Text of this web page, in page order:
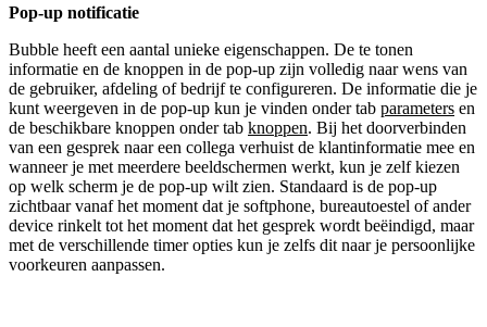
Pop-up notificatie
Bubble heeft een aantal unieke eigenschappen. De te tonen
informatie en de knoppen in de pop-up zijn volledig naar wens van
de gebruiker, afdeling of bedrijf te configureren. De informatie die je
kunt weergeven in de pop-up kun je vinden onder tab parameters en
de beschikbare knoppen onder tab knoppen. Bij het doorverbinden
van een gesprek naar een collega verhuist de klantinformatie mee en
wanneer je met meerdere beeldschermen werkt, kun je zelf kiezen
op welk scherm je de pop-up wilt zien. Standaard is de pop-up
zichtbaar vanaf het moment dat je softphone, bureautoestel of ander
device rinkelt tot het moment dat het gesprek wordt beëindigd, maar
met de verschillende timer opties kun je zelfs dit naar je persoonlijke
voorkeuren aanpassen.